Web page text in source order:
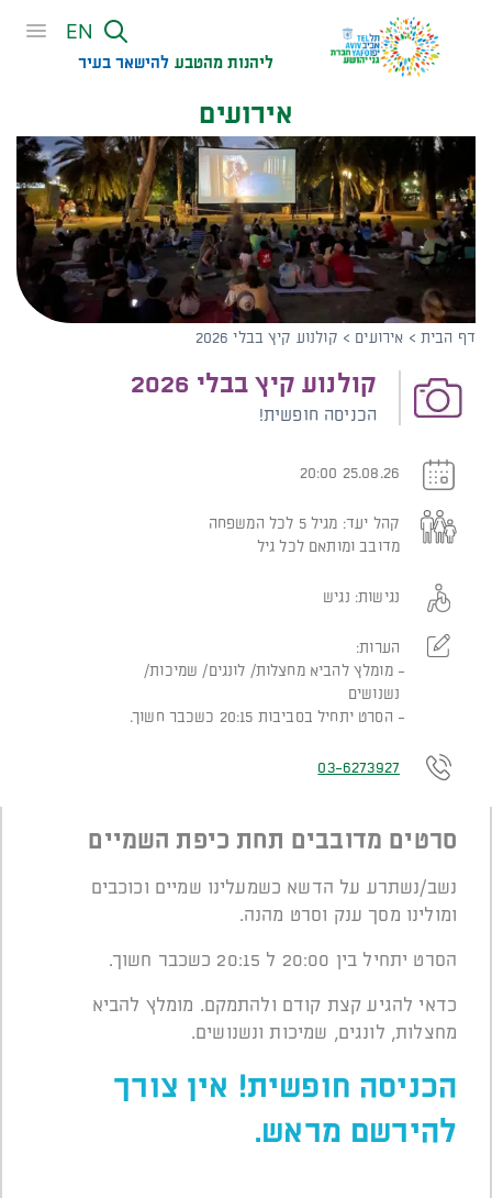
מַעֲרֶכֶת
נָגִישׁ
בִּקְלִיק
הַמְּסַיַּעַת
לִנְגִישׁוּת
EN
ליהנות מהטבע להישאר בעיר​
אירועים
דף הבית > אירועים > קולנוע קיץ בבלי 2026
קולנוע קיץ בבלי 2026
הכניסה חופשית!
25.08.26 20:00
קהל יעד: מגיל 5 לכל המשפחה
מדובב ומותאם לכל גיל
נגישות: נגיש
הערות:
מומלץ להביא מחצלות/ לונגים/ שמיכות/
נשנושים
הסרט יתחיל בסביבות 20:15 כשכבר חשוך.
03-6273927
סרטים מדובבים תחת כיפת השמיים
נשב/נשתרע על הדשא כשמעלינו שמיים וכוכבים
ומולינו מסך ענק וסרט מהנה.
הסרט יתחיל בין 20:00 ל 20:15 כשכבר חשוך.
כדאי להגיע קצת קודם ולהתמקם. מומלץ להביא
מחצלות, לונגים, שמיכות ונשנושים.
הכניסה חופשית! אין צורך
להירשם מראש.